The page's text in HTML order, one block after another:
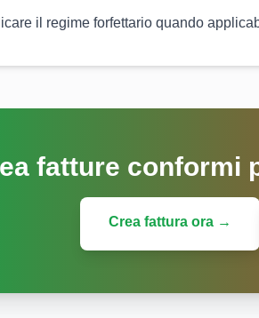
il regime forfettario quando
fatture conformi
Crea fattura ora →